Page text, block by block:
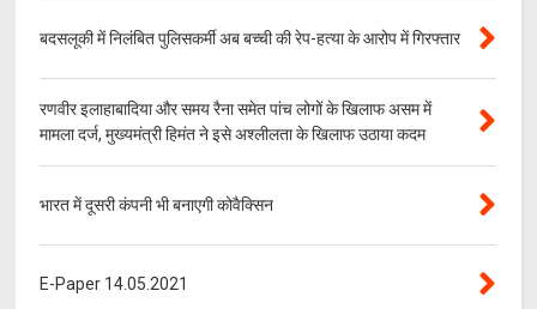
बदसलूकी में निलंबित पुलिसकर्मी अब बच्ची की रेप-हत्या के आरोप में गिरफ्तार
रणवीर इलाहाबादिया और समय रैना समेत पांच लोगों के खिलाफ असम में
मामला दर्ज, मुख्यमंत्री हिमंत ने इसे अश्लीलता के खिलाफ उठाया कदम
भारत में दूसरी कंपनी भी बनाएगी कोवैक्सिन
E-Paper 14.05.2021